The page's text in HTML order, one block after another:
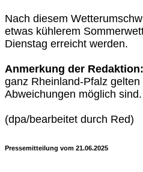
Nach diesem
etwas kühlerem
Dienstag erreicht werden.
Anmerkung der Redaktion:
ganz Rheinland-Pfalz
Abweichungen möglich sind.
(dpa/bearbeitet durch Red)
Pressemitteilung vom 21.06.2025